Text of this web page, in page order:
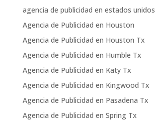
agencia de publicidad en estados unidos
Agencia de Publicidad en Houston
Agencia de Publicidad en Houston Tx
Agencia de Publicidad en Humble Tx
Agencia de Publicidad en Katy Tx
Agencia de Publicidad en Kingwood Tx
Agencia de Publicidad en Pasadena Tx
Agencia de Publicidad en Spring Tx